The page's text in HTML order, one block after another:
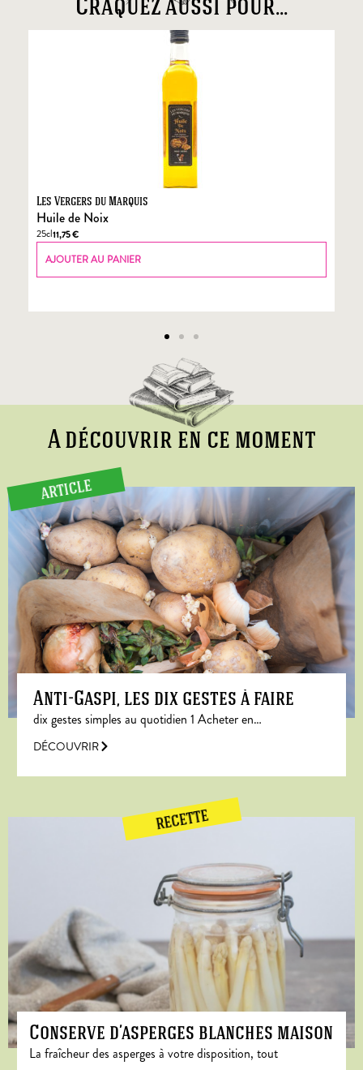
Craquez aussi pour...
Les Vergers du Marquis
Huile de Noix
25cl11,75€
AJOUTER AU PANIER
A découvrir en ce moment
ARTICLE
Anti-Gaspi, les dix gestes à faire
dix gestes simples au quotidien 1 Acheter en…
DÉCOUVRIR
RECETTE
Conserve d’asperges blanches maison
La fraîcheur des asperges à votre disposition, tout